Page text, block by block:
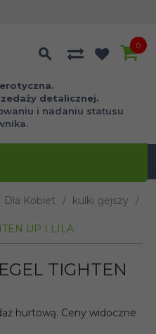
detalicznej.
i nadaniu statusu
0
Dla Kobiet kulki gejszy
UP I LILA
TIGHTEN
hurtową. Ceny widoczne